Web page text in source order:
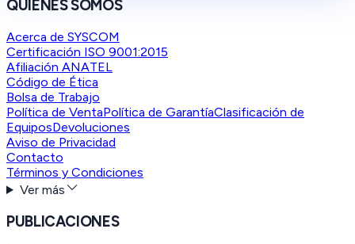
QUIENES SOMOS
Acerca de SYSCOM
Certificación ISO 9001:2015
Afiliación ANATEL
Código de Ética
Bolsa de Trabajo
Política de VentaPolítica de GarantíaClasificación de
EquiposDevoluciones
Aviso de Privacidad
Contacto
Términos y Condiciones
Ver más
PUBLICACIONES